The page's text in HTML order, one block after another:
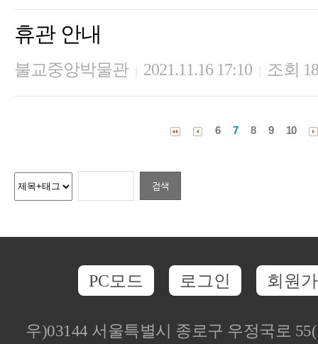
휴관 안내
불교중앙박물관 2021.11.16 17:10 조회
6 7 8 9 10
PC모드 로그인 회원
우)03144 서울특별시 종로구 우정국로